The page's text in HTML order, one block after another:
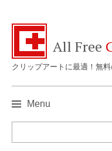
All Free
クリップアートに最適！無
Menu